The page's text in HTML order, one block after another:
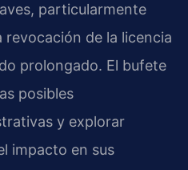
particularmente
revocación de la licencia
prolongado. El bufete
posibles
y explorar
impacto en sus